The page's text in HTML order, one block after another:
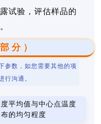
试验，评估样品的
分）
参数，如您需要其他的项
行沟通。
平均值与中心点温度
的均匀程度